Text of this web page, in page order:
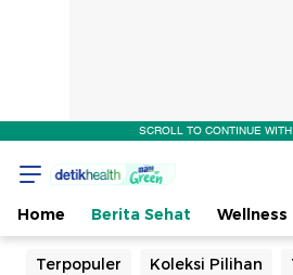
SCROLL TO CONTINUE
Home Berita Sehat Wellness
Terpopuler Koleksi Pilihan